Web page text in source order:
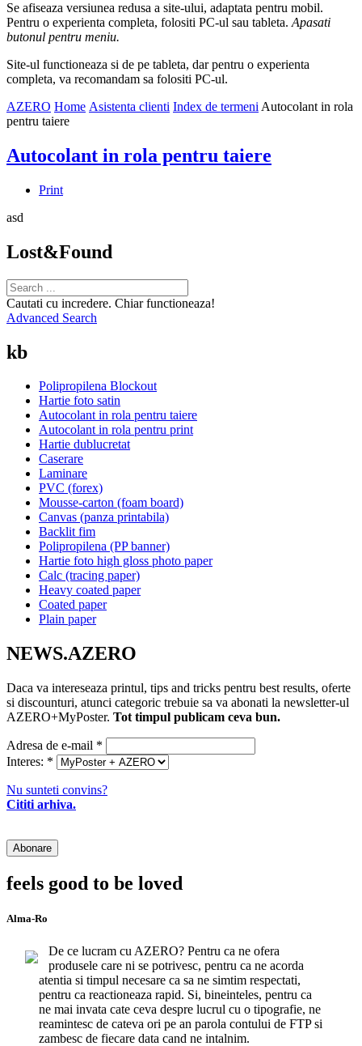
Se afiseaza versiunea redusa a site-ului, adaptata pentru mobil.
Pentru o experienta completa, folositi PC-ul sau tableta. Apasati
butonul pentru meniu.
Site-ul functioneaza si de pe tableta, dar pentru o experienta
completa, va recomandam sa folositi PC-ul.
AZERO Home Asistenta clienti Index de termeni Autocolant in rola
pentru taiere
Autocolant in rola pentru taiere
Print
asd
Lost&Found
Cautati cu incredere. Chiar functioneaza!
Advanced Search
kb
Polipropilena Blockout
Hartie foto satin
Autocolant in rola pentru taiere
Autocolant in rola pentru print
Hartie dublucretat
Caserare
Laminare
PVC (forex)
Mousse-carton (foam board)
Canvas (panza printabila)
Backlit fim
Polipropilena (PP banner)
Hartie foto high gloss photo paper
Calc (tracing paper)
Heavy coated paper
Coated paper
Plain paper
NEWS.AZERO
Daca va intereseaza printul, tips and tricks pentru best results, oferte
si discounturi, atunci categoric trebuie sa va abonati la newsletter-ul
AZERO+MyPoster. Tot timpul publicam ceva bun.
Adresa de e-mail *
Interes: *
Nu sunteti convins?
Cititi arhiva.
feels good to be loved
Alma-Ro
De ce lucram cu AZERO? Pentru ca ne ofera
produsele care ni se potrivesc, pentru ca ne acorda
atentia si timpul necesare ca sa ne simtim respectati,
pentru ca reactioneaza rapid. Si, bineinteles, pentru ca
ne mai invata cate ceva despre lucrul cu o tipografie, ne
reamintesc de cateva ori pe an parola contului de FTP si
zambesc de fiecare data cand ne intalnim.